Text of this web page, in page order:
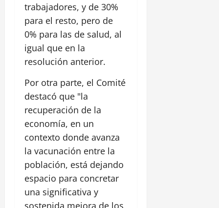
trabajadores, y de 30%
para el resto, pero de
0% para las de salud, al
igual que en la
resolución anterior.
Por otra parte, el Comité
destacó que "la
recuperación de la
economía, en un
contexto donde avanza
la vacunación entre la
población, está dejando
espacio para concretar
una significativa y